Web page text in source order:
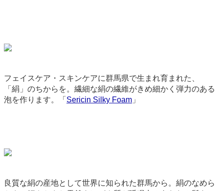
フェイスケア・スキンケアに群馬県で生まれ育まれた、
「絹」のちからを。繊細な絹の繊維がきめ細かく弾力のある
泡を作ります。「 Sericin Silky Foam 」
良質な絹の産地として世界に知られた群馬から。絹のなめら